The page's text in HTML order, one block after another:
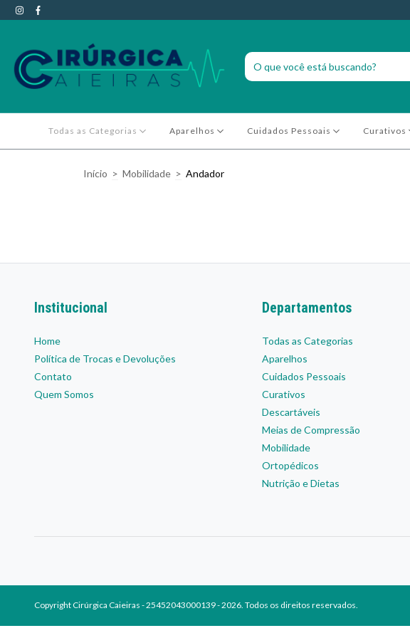
Todas as Categorias Aparelhos Cuidados Pessoais Curativos
Início > Mobilidade > Andador
Institucional
Home
Política de Trocas e Devoluções
Contato
Quem Somos
Departamentos
Todas as Categorias
Aparelhos
Cuidados Pessoais
Curativos
Descartáveis
Meias de Compressão
Mobilidade
Ortopédicos
Nutrição e Dietas
Copyright Cirúrgica Caieiras - 25452043000139 - 2026. Todos os direitos reservados.